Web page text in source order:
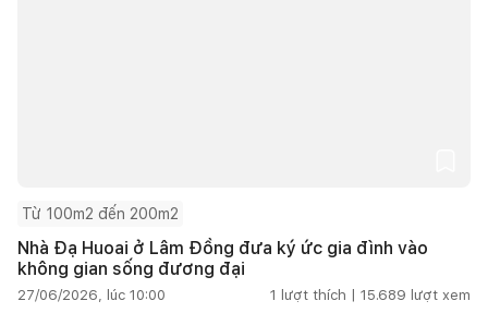
Từ 100m2 đến 200m2
Nhà Đạ Huoai ở Lâm Đồng đưa ký ức gia đình vào
không gian sống đương đại
27/06/2026, lúc 10:00 1 lượt thích | 15.689 lượt xem